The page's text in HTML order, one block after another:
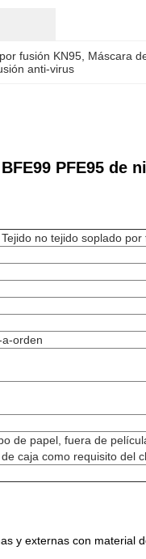
fusión KN95 Máscara
anti-virus
PFE95
no tejido soplado por
orden
de papel, fuera de
caja como requisito del
y externas con material